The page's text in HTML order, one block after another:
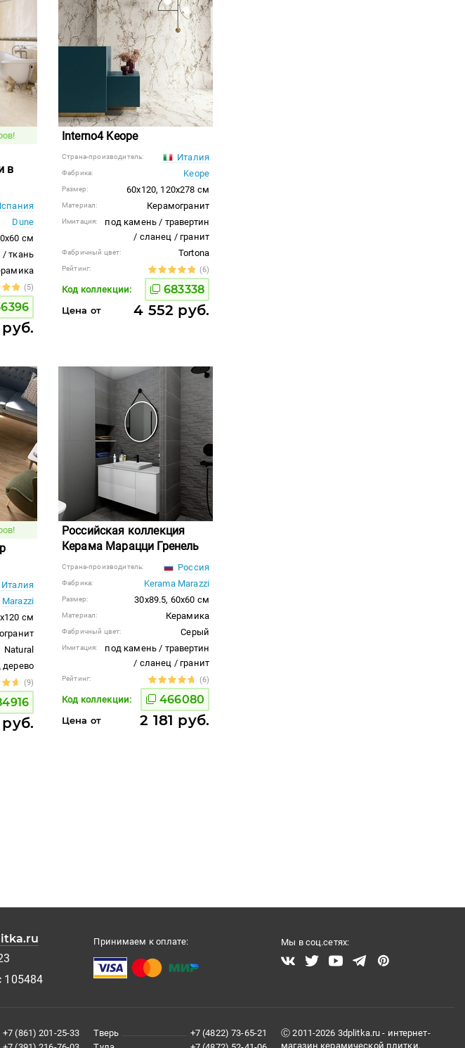
в
Dune
см
/ ткань
(5)
Interno4 Keope
Страна-производитель: Италия
Фабрика: Keope
Размер: 60x120, 120x278 см
Материал: Керамогранит
Имитация:
под камень / травертин
/ сланец / гранит
Фабричный цвет: Tortona
Рейтинг: (6)
Код коллекции: 683338
Цена от 4 552 руб.
Италия
Marazzi
см
Natural
дерево
(9)
Российская коллекция
Керама Марацци Гренель
Страна-производитель: Россия
Фабрика: Kerama Marazzi
Размер: 30x89.5, 60x60 см
Материал: Керамика
Фабричный цвет: Серый
Имитация:
под камень / травертин
/ сланец / гранит
Рейтинг: (6)
Код коллекции: 466080
Цена от 2 181 руб.
105484
Принимаем к оплате: Мы в соц.сетях:
+7 (861) 201-25-33
Тверь
+7 (4822) 73-65-21
Ⓒ 2011-2026 3dplitka.ru - интернет-
магазин керамической плитки,